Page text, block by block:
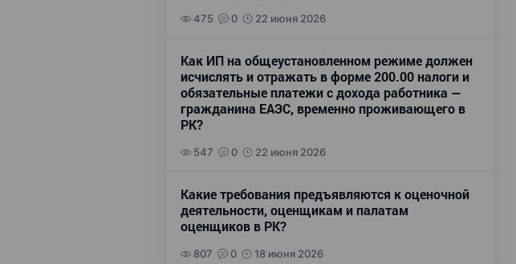
475 0 22 июня 2026
Как ИП на общеустановленном режиме должен
исчислять и отражать в форме 200.00 налоги и
обязательные платежи с дохода работника —
гражданина ЕАЭС, временно проживающего в
РК?
547 0 22 июня 2026
Какие требования предъявляются к оценочной
деятельности, оценщикам и палатам
оценщиков в РК?
807 0 18 июня 2026